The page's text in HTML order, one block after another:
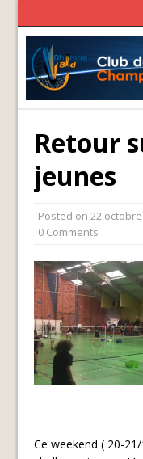
Retour
jeunes
Posted on22
0 Comments
Ce weekend ( 20-